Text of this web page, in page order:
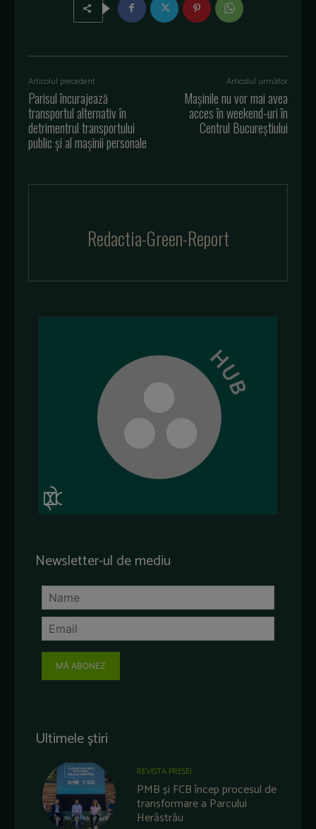
Articolul precedent
Parisul încurajează
transportul alternativ în
detrimentrul transportului
public și al mașinii personale
Articolul următor
Mașinile nu vor mai avea
acces în weekend-uri în
Centrul Bucureștiului
Redactia-Green-Report
Newsletter-ul de mediu
MĂ ABONEZ
Ultimele știri
REVISTA PRESEI
PMB și FCB încep procesul de
transformare a Parcului
Herăstrău